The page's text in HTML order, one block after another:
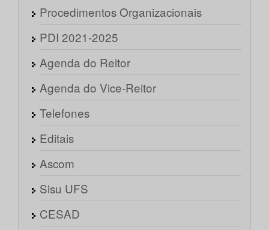
Procedimentos Organizacionais
PDI 2021-2025
Agenda do Reitor
Agenda do Vice-Reitor
Telefones
Editais
Ascom
Sisu UFS
CESAD